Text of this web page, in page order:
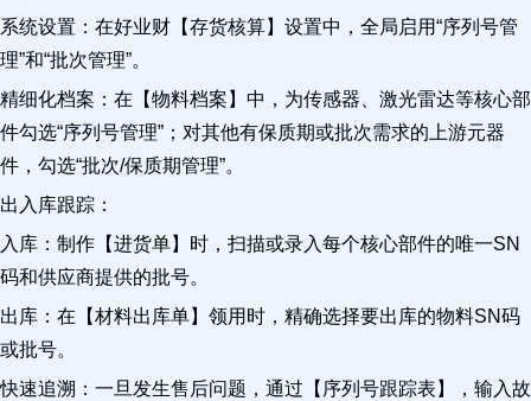
系统设置：在好业财【存货核算】设置中，全局启用“序列号管
理”和“批次管理”。
精细化档案：在【物料档案】中，为传感器、激光雷达等核心部
件勾选“序列号管理”；对其他有保质期或批次需求的上游元器
件，勾选“批次/保质期管理”。
出入库跟踪：
入库：制作【进货单】时，扫描或录入每个核心部件的唯一SN
码和供应商提供的批号。
出库：在【材料出库单】领用时，精确选择要出库的物料SN码
或批号。
快速追溯：一旦发生售后问题，通过【序列号跟踪表】，输入故